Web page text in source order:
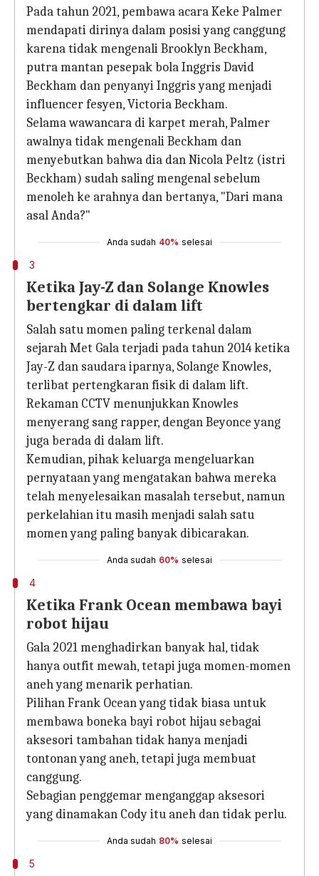
Pada tahun 2021, pembawa acara Keke Palmer
mendapati dirinya dalam posisi yang canggung
karena tidak mengenali Brooklyn Beckham,
putra mantan pesepak bola Inggris David
Beckham dan penyanyi Inggris yang menjadi
influencer fesyen, Victoria Beckham.
Selama wawancara di karpet merah, Palmer
awalnya tidak mengenali Beckham dan
menyebutkan bahwa dia dan Nicola Peltz (istri
Beckham) sudah saling mengenal sebelum
menoleh ke arahnya dan bertanya, "Dari mana
asal Anda?"
Anda sudah 40% selesai
3
Ketika Jay-Z dan Solange Knowles
bertengkar di dalam lift
Salah satu momen paling terkenal dalam
sejarah Met Gala terjadi pada tahun 2014 ketika
Jay-Z dan saudara iparnya, Solange Knowles,
terlibat pertengkaran fisik di dalam lift.
Rekaman CCTV menunjukkan Knowles
menyerang sang rapper, dengan Beyonce yang
juga berada di dalam lift.
Kemudian, pihak keluarga mengeluarkan
pernyataan yang mengatakan bahwa mereka
telah menyelesaikan masalah tersebut, namun
perkelahian itu masih menjadi salah satu
momen yang paling banyak dibicarakan.
Anda sudah 60% selesai
4
Ketika Frank Ocean membawa bayi
robot hijau
Gala 2021 menghadirkan banyak hal, tidak
hanya outfit mewah, tetapi juga momen-momen
aneh yang menarik perhatian.
Pilihan Frank Ocean yang tidak biasa untuk
membawa boneka bayi robot hijau sebagai
aksesori tambahan tidak hanya menjadi
tontonan yang aneh, tetapi juga membuat
canggung.
Sebagian penggemar menganggap aksesori
yang dinamakan Cody itu aneh dan tidak perlu.
Anda sudah 80% selesai
5